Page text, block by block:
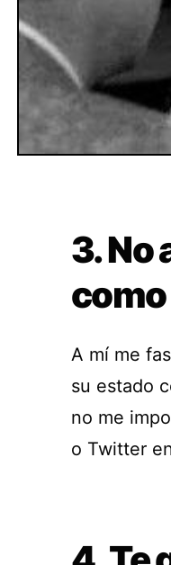
3. No
A mí me
su estado
no me
o Twitter